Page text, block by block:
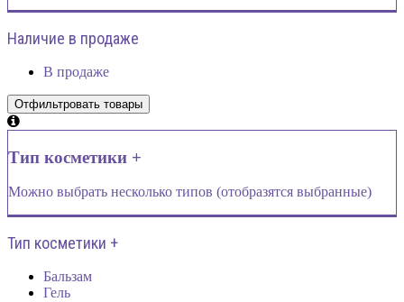
Наличие в продаже
В продаже
Тип косметики +
Можно выбрать несколько типов (отобразятся выбранные)
Тип косметики +
Бальзам
Гель